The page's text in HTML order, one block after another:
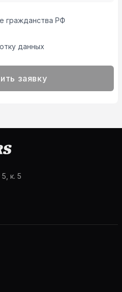
гражданства РФ
данных
заявку
к. 5